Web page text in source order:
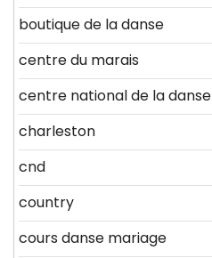
boutique de la danse
centre du marais
centre national de la danse
charleston
cnd
country
cours danse mariage